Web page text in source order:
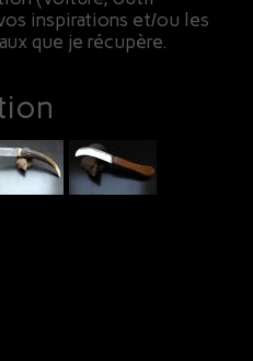
inspirations et/ou les
que je récupère.